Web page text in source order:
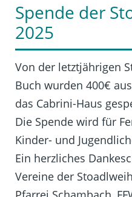
Spende der
2025
Von der letztjährigen
Buch wurden 400€
das Cabrini-Haus
Die Spende wird für
Kinder- und
Ein herzliches
Vereine der